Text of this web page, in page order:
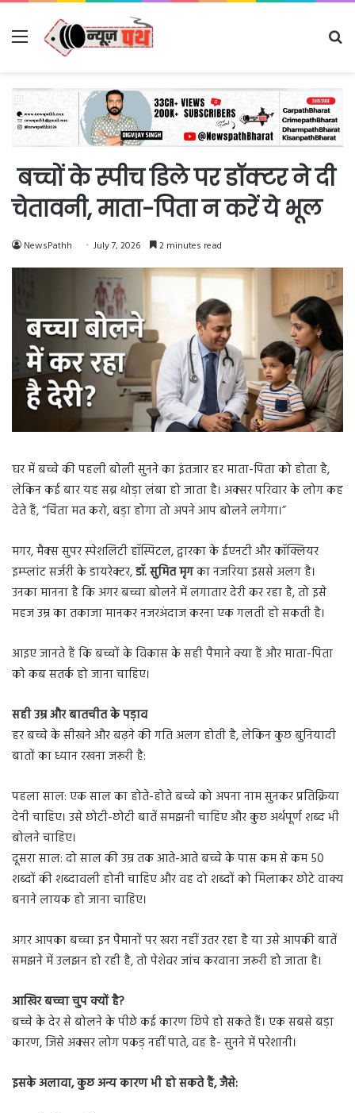
Menu
बच्चों के स्पीच डिले पर डॉक्टर ने दी
चेतावनी, माता-पिता न करें ये भूल
NewsPathh July 7, 2026 2 minutes read
घर में बच्चे की पहली बोली सुनने का इंतजार हर माता-पिता को होता है,
लेकिन कई बार यह सब्र थोड़ा लंबा हो जाता है। अक्सर परिवार के लोग कह
देते हैं, “चिंता मत करो, बड़ा होगा तो अपने आप बोलने लगेगा।”
मगर, मैक्स सुपर स्पेशलिटी हॉस्पिटल, द्वारका के ईएनटी और कॉक्लियर
इम्प्लांट सर्जरी के डायरेक्टर,डॉ. सुमित मृगका नजरिया इससे अलग है।
उनका मानना है कि अगर बच्चा बोलने में लगातार देरी कर रहा है, तो इसे
महज उम्र का तकाजा मानकर नजरअंदाज करना एक गलती हो सकती है।
आइए जानते हैं कि बच्चों के विकास के सही पैमाने क्या हैं और माता-पिता
को कब सतर्क हो जाना चाहिए।
सही उम्र और बातचीत के पड़ाव
हर बच्चे के सीखने और बढ़ने की गति अलग होती है, लेकिन कुछ बुनियादी
बातों का ध्यान रखना जरूरी है:
पहला साल: एक साल का होते-होते बच्चे को अपना नाम सुनकर प्रतिक्रिया
देनी चाहिए। उसे छोटी-छोटी बातें समझनी चाहिए और कुछ अर्थपूर्ण शब्द भी
बोलने चाहिए।
दूसरा साल: दो साल की उम्र तक आते-आते बच्चे के पास कम से कम 50
शब्दों की शब्दावली होनी चाहिए और वह दो शब्दों को मिलाकर छोटे वाक्य
बनाने लायक हो जाना चाहिए।
अगर आपका बच्चा इन पैमानों पर खरा नहीं उतर रहा है या उसे आपकी बातें
समझने में उलझन हो रही है, तो पेशेवर जांच करवाना जरूरी हो जाता है।
आखिर बच्चा चुप क्यों है?
बच्चे के देर से बोलने के पीछे कई कारण छिपे हो सकते हैं। एक सबसे बड़ा
कारण, जिसे अक्सर लोग पकड़ नहीं पाते, वह है- सुनने में परेशानी।
इसके अलावा, कुछ अन्य कारण भी हो सकते हैं, जैसे: